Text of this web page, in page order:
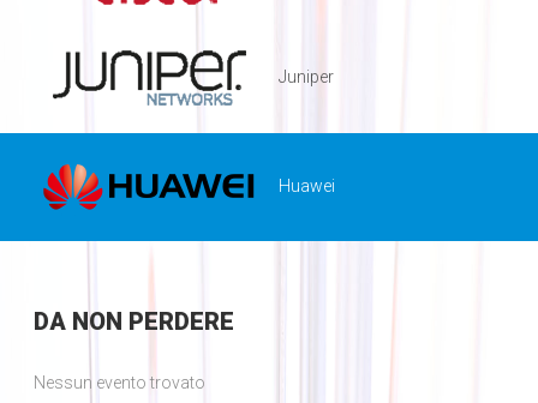
Juniper
Huawei
DANON PERDERE
Nessun evento trovato